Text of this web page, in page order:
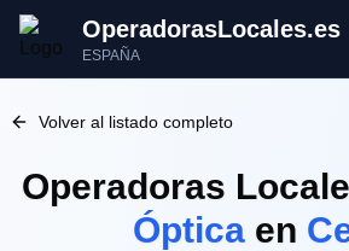
OperadorasLocales.es
ESPAÑA
Volver al listado completo
Operadoras
Óptica en